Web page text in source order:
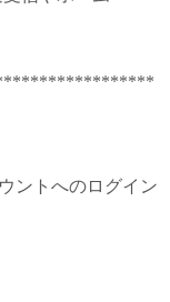
ントへのログイン